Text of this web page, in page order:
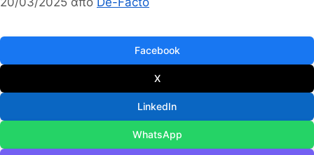
Facebook
X
LinkedIn
WhatsApp